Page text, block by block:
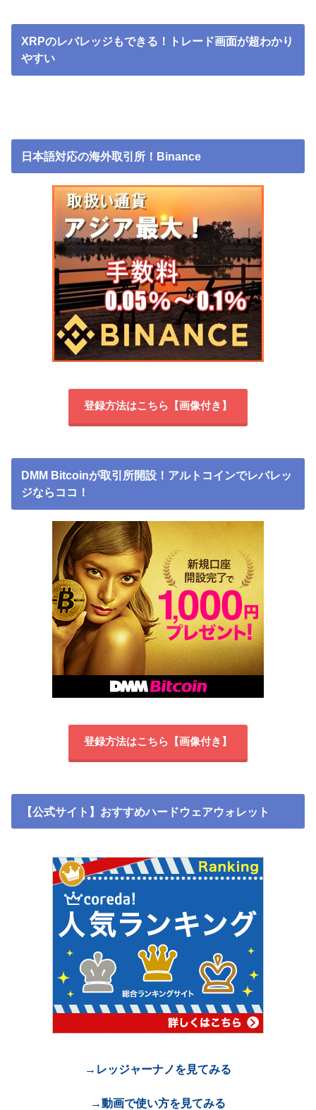
XRPのレバレッジもできる！トレード画面が超わかり
やすい
日本語対応の海外取引所！Binance
登録方法はこちら【画像付き】
DMM Bitcoinが取引所開設！アルトコインでレバレッ
ジならココ！
登録方法はこちら【画像付き】
【公式サイト】おすすめハードウェアウォレット
→レッジャーナノを見てみる
→動画で使い方を見てみる